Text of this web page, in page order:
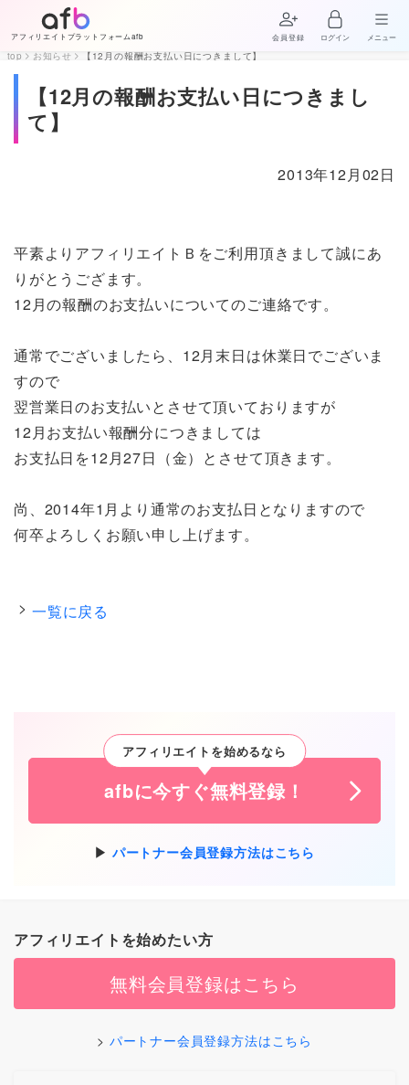
アフィリエイトプラットフォームafb 会員登録 ログイン メニュー
top お知らせ 【12月の報酬お支払い日につきまして】
【12月の報酬お支払い日につきまし
て】
2013年12月02日
平素よりアフィリエイトＢをご利用頂きまして誠にあ
りがとうござます。
12月の報酬のお支払いについてのご連絡です。
通常でございましたら、12月末日は休業日でございま
すので
翌営業日のお支払いとさせて頂いておりますが
12月お支払い報酬分につきましては
お支払日を12月27日（金）とさせて頂きます。
尚、2014年1月より通常のお支払日となりますので
何卒よろしくお願い申し上げます。
一覧に戻る
アフィリエイトを始めるなら
afbに今すぐ無料登録！
パートナー会員登録方法はこちら
アフィリエイトを始めたい方
無料会員登録はこちら
パートナー会員登録方法はこちら